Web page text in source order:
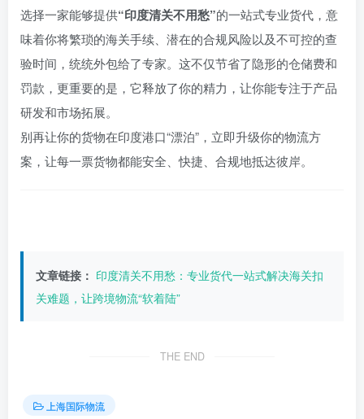
选择一家能够提供“印度清关不用愁”的一站式专业货代，意
味着你将繁琐的海关手续、潜在的合规风险以及不可控的查
验时间，统统外包给了专家。这不仅节省了隐形的仓储费和
罚款，更重要的是，它释放了你的精力，让你能专注于产品
研发和市场拓展。
别再让你的货物在印度港口“漂泊”，立即升级你的物流方
案，让每一票货物都能安全、快捷、合规地抵达彼岸。
文章链接： 印度清关不用愁：专业货代一站式解决海关扣
关难题，让跨境物流“软着陆”
THE END
上海国际物流